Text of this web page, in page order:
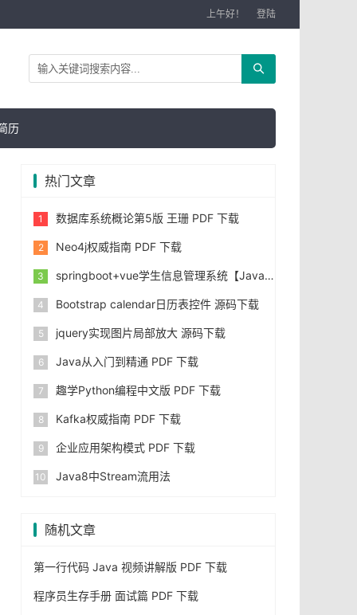
上午好！ 登陆
历
热门文章
数据库系统概论第5版 王珊 PDF 下载
Neo4j权威指南 PDF 下载
springboot+vue学生信息管理系统【Javaweb毕业设计】
Bootstrap calendar日历表控件 源码下载
jquery实现图片局部放大 源码下载
Java从入门到精通 PDF 下载
趣学Python编程中文版 PDF 下载
Kafka权威指南 PDF 下载
企业应用架构模式 PDF 下载
Java8中Stream流用法
随机文章
第一行代码 Java 视频讲解版 PDF 下载
程序员生存手册 面试篇 PDF 下载